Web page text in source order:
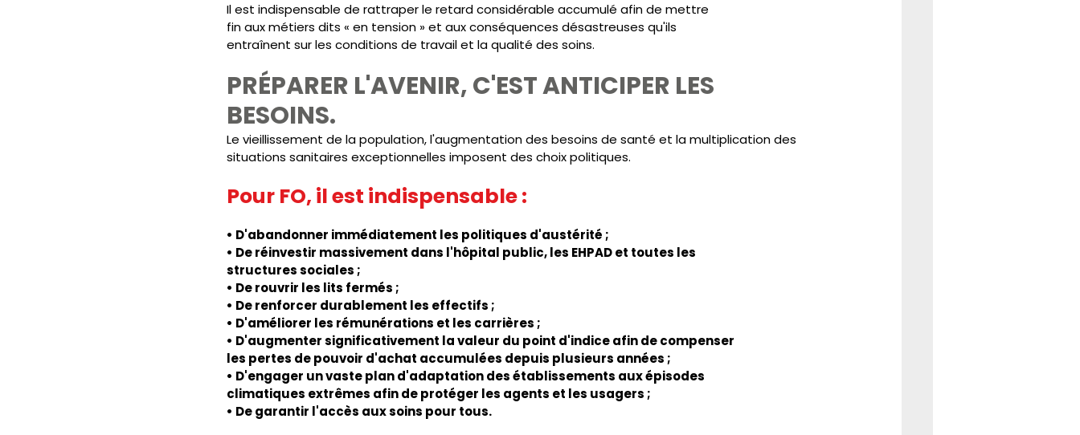
Il est indispensable de rattraper le retard considérable accumulé afin de mettre
fin aux métiers dits « en tension » et aux conséquences désastreuses qu'ils
entraînent sur les conditions de travail et la qualité des soins.
PRÉPARER L'AVENIR, C'EST ANTICIPER LES
BESOINS.
Le vieillissement de la population, l'augmentation des besoins de santé et la multiplication des
situations sanitaires exceptionnelles imposent des choix politiques.
Pour FO, il est indispensable :
• D'abandonner immédiatement les politiques d'austérité ;
• De réinvestir massivement dans l'hôpital public, les EHPAD et toutes les
structures sociales ;
• De rouvrir les lits fermés ;
• De renforcer durablement les effectifs ;
• D'améliorer les rémunérations et les carrières ;
• D'augmenter significativement la valeur du point d'indice afin de compenser
les pertes de pouvoir d'achat accumulées depuis plusieurs années ;
• D'engager un vaste plan d'adaptation des établissements aux épisodes
climatiques extrêmes afin de protéger les agents et les usagers ;
• De garantir l'accès aux soins pour tous.